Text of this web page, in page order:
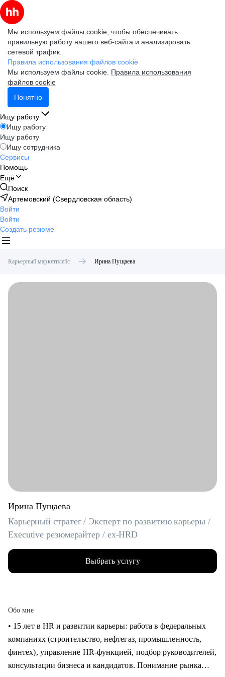
Мы используем файлы cookie, чтобы обеспечивать
правильную работу нашего веб-сайта и анализировать
сетевой трафик.
Правила использования файлов cookie
Мы используем файлы cookie. Правила использования
файлов cookie
Понятно
Ищу работу
Ищу работу
Ищу работу
Ищу сотрудника
Сервисы
Помощь
Ещё
Поиск
Артемовский (Свердловская область)
Войти
Войти
Создать резюме
Карьерный маркетплейс Ирина Пущаева
Ирина Пущаева
Карьерный стратег / Эксперт по развитию карьеры /
Executive резюмерайтер / ex-HRD
Выбрать услугу
Обо мне
• 15 лет в HR и развитии карьеры: работа в федеральных
компаниях (строительство, нефтегаз, промышленность,
финтех), управление HR-функцией, подбор руководителей,
консультации бизнеса и кандидатов. Понимание рынка